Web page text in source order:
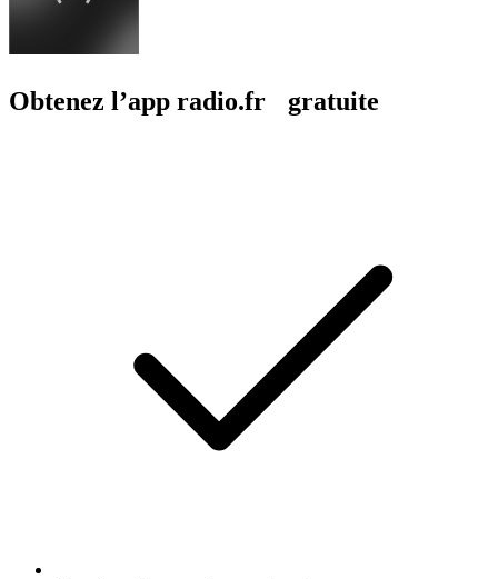
Obtenez l’app radio.fr gratuite